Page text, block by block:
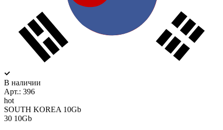
В наличии
Арт.: 396
hot
SOUTH KOREA 10Gb
30 10Gb